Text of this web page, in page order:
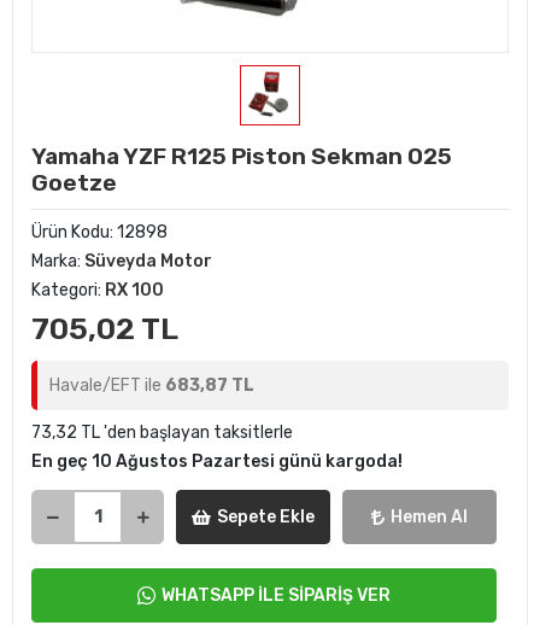
Yamaha YZF R125 Piston Sekman 025
Goetze
Ürün Kodu: 12898
Marka: Süveyda Motor
Kategori: RX 100
705,02 TL
Havale/EFT ile 683,87 TL
73,32 TL 'den başlayan taksitlerle
En geç 10 Ağustos Pazartesi günü kargoda!
Sepete Ekle Hemen Al
WHATSAPP İLE SİPARİŞ VER